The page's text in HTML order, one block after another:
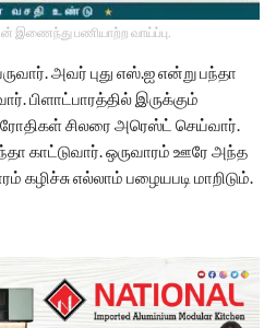
இணைந்து பணியாற்ற வாய்ப்பு.
அவர் புது எஸ்.ஐ என்று பந்தா
பிளாட்பாரத்தில் இருக்கும்
சிலரை அரெஸ்ட் செய்வார்.
காட்டுவார். ஒருவாரம் ஊரே அந்த
கழிச்சு எல்லாம் பழையபடி மாறிடும்.